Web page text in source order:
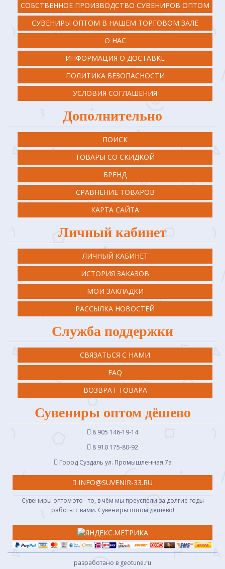
СОБСТВЕННОЕ ПРОИЗВОДСТВО СУВЕНИРОВ ОПТОМ
СУВЕНИРЫ ОПТОМ В НАШЕМ ТОРГОВОМ ЗАЛЕ
О НАС
ИНФОРМАЦИЯ О ДОСТАВКЕ
ПОЛИТИКА БЕЗОПАСНОСТИ
УСЛОВИЯ СОГЛАШЕНИЯ
Дополнительно
ПОИСК
ТОВАРЫ СО СКИДКОЙ
БРЕНД
СРАВНЕНИЕ ТОВАРОВ
КАРТА САЙТА
Личный кабинет
ЛИЧНЫЙ КАБИНЕТ
ИСТОРИЯ ЗАКАЗОВ
МОИ ЗАКЛАДКИ
РАССЫЛКА НОВОСТЕЙ
Служба поддержки
СВЯЗАТЬСЯ С НАМИ
FAQ
ВОЗВРАТ ТОВАРА
Сувениры оптом дёшево
8 905 146-19-14
8 910 175-80-92
Город Суздаль ул. Промышленная 7a
INFO@SUVENIR-33.RU
Сувениры оптом это - то, в чём мы преуспели за долгие годы
работы с вами. Сувениры оптом дёшево!
разработано в geotune.ru